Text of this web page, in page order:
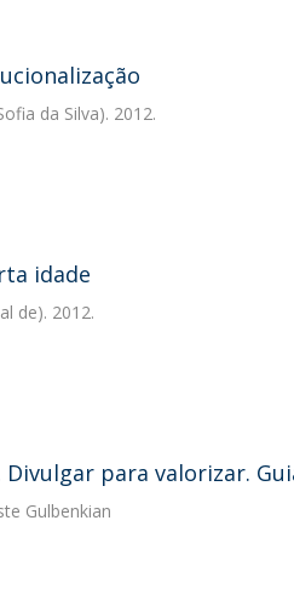
da Silva). 2012.
idade
de). 2012.
Divulgar para valorizar.
Gulbenkian